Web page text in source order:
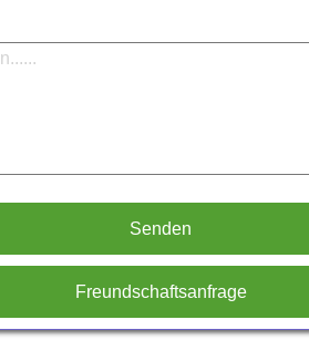
Senden
Freundschaftsanfrage